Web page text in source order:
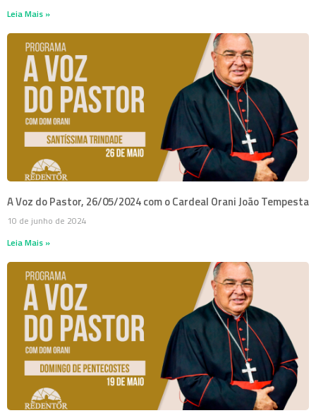
Leia Mais »
A Voz do Pastor, 26/05/2024 com o Cardeal Orani João Tempesta
10 de junho de 2024
Leia Mais »